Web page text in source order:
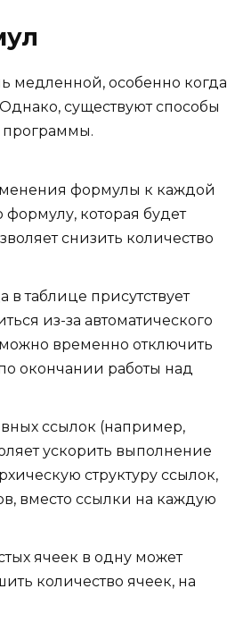
медленной, особенно когда
существуют способы
программы.
формулы к каждой
которая будет
снизить количество
в таблице присутствует
из-за автоматического
временно отключить
окончании работы над
ссылок (например,
ускорить выполнение
структуру ссылок,
вместо ссылки на каждую
ячеек в одну может
количество ячеек, на